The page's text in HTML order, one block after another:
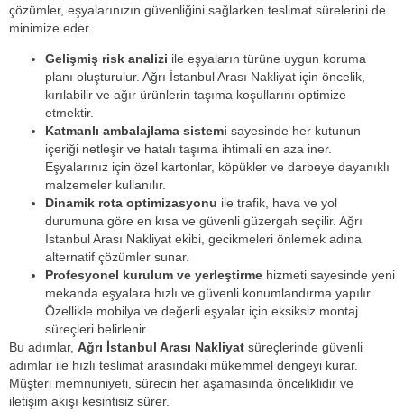
çözümler, eşyalarınızın güvenliğini sağlarken teslimat sürelerini de
minimize eder.
Gelişmiş risk analizi ile eşyaların türüne uygun koruma
planı oluşturulur. Ağrı İstanbul Arası Nakliyat için öncelik,
kırılabilir ve ağır ürünlerin taşıma koşullarını optimize
etmektir.
Katmanlı ambalajlama sistemi sayesinde her kutunun
içeriği netleşir ve hatalı taşıma ihtimali en aza iner.
Eşyalarınız için özel kartonlar, köpükler ve darbeye dayanıklı
malzemeler kullanılır.
Dinamik rota optimizasyonu ile trafik, hava ve yol
durumuna göre en kısa ve güvenli güzergah seçilir. Ağrı
İstanbul Arası Nakliyat ekibi, gecikmeleri önlemek adına
alternatif çözümler sunar.
Profesyonel kurulum ve yerleştirme hizmeti sayesinde yeni
mekanda eşyalara hızlı ve güvenli konumlandırma yapılır.
Özellikle mobilya ve değerli eşyalar için eksiksiz montaj
süreçleri belirlenir.
Bu adımlar, Ağrı İstanbul Arası Nakliyat süreçlerinde güvenli
adımlar ile hızlı teslimat arasındaki mükemmel dengeyi kurar.
Müşteri memnuniyeti, sürecin her aşamasında önceliklidir ve
iletişim akışı kesintisiz sürer.